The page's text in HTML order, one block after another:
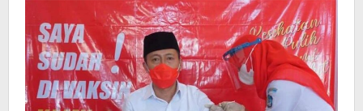
Mereka
untuk
Masyarakat
Bolsel